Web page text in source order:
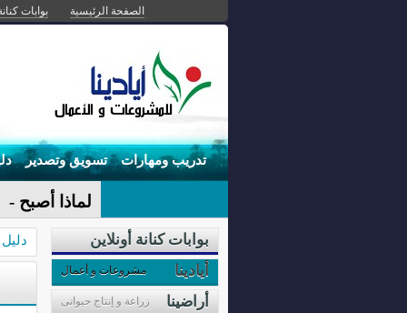
الصفحة الرئيسية بوابات
تدريب ومهارات تسويق وتصدير
لماذا أصبح
بوابات كنانة أونلاين
أيادينا
مشروعات و أعمال
أراضينا زراعة و إنتاج حيوانى